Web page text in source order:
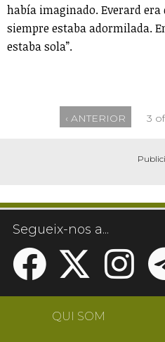
había imaginado. Everard
siempre estaba adormilada.
estaba sola”.
‹ ANTERIOR 3
Segueix-nos a...
QUI SOM